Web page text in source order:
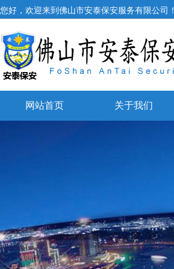
您好，欢迎来到佛山市安泰保安服务有限公司！
网站首页 关于我们